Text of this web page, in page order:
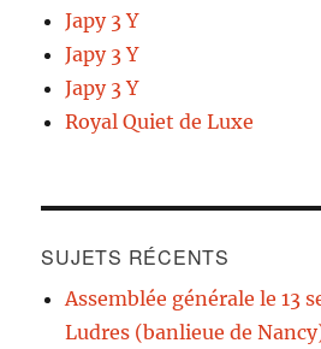
Japy 3 Y
Japy 3 Y
Japy 3 Y
Royal Quiet de Luxe
SUJETS RÉCENTS
Assemblée générale le 13
Ludres (banlieue de